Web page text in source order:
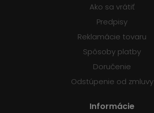
Ako sa vrátiť
Predpisy
Reklamácie tovaru
Spôsoby platby
Doručenie
Odstúpenie od zmluvy
Informácie